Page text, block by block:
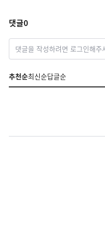
댓글0
댓글을 작성하려면 로그인해주
추천순최신순답글순